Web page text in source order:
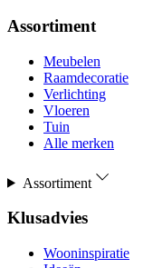
Assortiment
Meubelen
Raamdecoratie
Verlichting
Vloeren
Tuin
Alle merken
Assortiment
Klusadvies
Wooninspiratie